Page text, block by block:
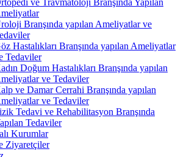
Branşında yapılan Ameliyatlar ve
Hastalıkları Branşında yapılan Ameliyatlar
Tedaviler
Doğum Hastalıkları Branşında yapılan
ve Tedaviler
ve Damar Cerrahi Branşında yapılan
ve Tedaviler
Tedavi ve Rehabilitasyon Branşında
Tedaviler
Kurumlar
Ziyaretçiler